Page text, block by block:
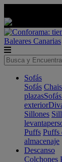
Baleares Canarias
Sofás
Sofás
plazas
exterior
Sillones
Puffs Puffs
almacenaje
Descanso
Colchones